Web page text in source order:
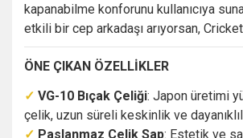
kapanabilme konforunu kullanıcıya
etkili bir cep arkadaşı arıyorsan,
ÖNE ÇIKAN ÖZELLİKLER
✓ VG-10 Bıçak Çeliği: Japon üretimi
çelik, uzun süreli keskinlik ve
✓ Paslanmaz Çelik Sap: Estetik ve